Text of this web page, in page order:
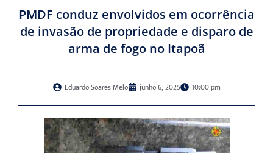
PMDF conduz envolvidos em ocorrência
de invasão de propriedade e disparo de
arma de fogo no Itapoã
Eduardo Soares Melo junho 6, 2025 10:00 pm